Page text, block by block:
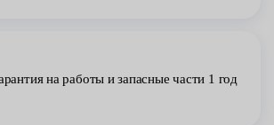
на работы и запасные части 1 год